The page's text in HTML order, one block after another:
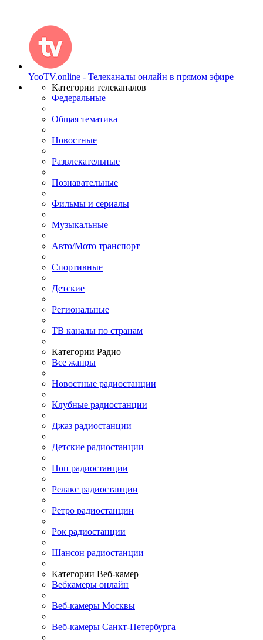
YooTV.online - Телеканалы онлайн в прямом эфире
Категории телеканалов
Федеральные
Общая тематика
Новостные
Развлекательные
Познавательные
Фильмы и сериалы
Музыкальные
Авто/Мото транспорт
Спортивные
Детские
Региональные
ТВ каналы по странам
Категории Радио
Все жанры
Новостные радиостанции
Клубные радиостанции
Джаз радиостанции
Детские радиостанции
Поп радиостанции
Релакс радиостанции
Ретро радиостанции
Рок радиостанции
Шансон радиостанции
Категории Веб-камер
Вебкамеры онлайн
Веб-камеры Москвы
Веб-камеры Санкт-Петербурга